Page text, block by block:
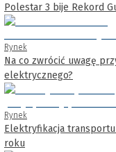
Polestar 3 bije Rekord
Rynek
Na co zwrócić uwagę
elektrycznego?
Rynek
Elektryfikacja
roku